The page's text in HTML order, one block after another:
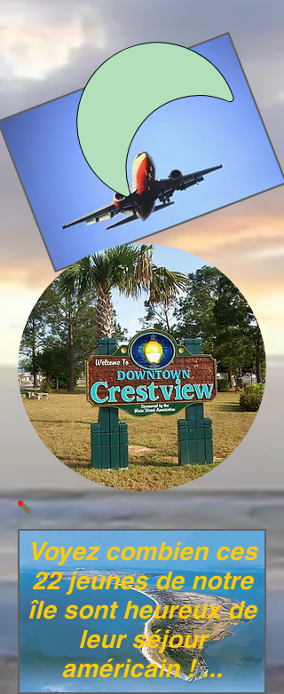
Voyez combien ces
22 jeunes de notre
île sont heureux de
leur séjour
américain ! ...